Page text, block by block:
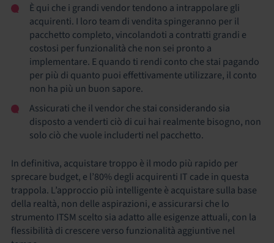
È qui che i grandi vendor tendono a intrappolare gli
acquirenti. I loro team di vendita spingeranno per il
pacchetto completo, vincolandoti a contratti grandi e
costosi per funzionalità che non sei pronto a
implementare. E quando ti rendi conto che stai pagando
per più di quanto puoi effettivamente utilizzare, il conto
non ha più un buon sapore.
Assicurati che il vendor che stai considerando sia
disposto a venderti ciò di cui hai realmente bisogno, non
solo ciò che vuole includerti nel pacchetto.
In definitiva, acquistare troppo è il modo più rapido per
sprecare budget, e l’80% degli acquirenti IT cade in questa
trappola. L’approccio più intelligente è acquistare sulla base
della realtà, non delle aspirazioni, e assicurarsi che lo
strumento ITSM scelto sia adatto alle esigenze attuali, con la
flessibilità di crescere verso funzionalità aggiuntive nel